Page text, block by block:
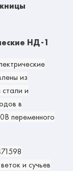
НД-1
из
стали и
в
переменного
и сучьев